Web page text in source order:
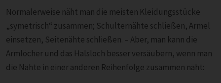
Normalerweise näht man die meisten Kleidungsstücke
„symetrisch“ zusammen; Schulternähte schließen, Ärmel
einsetzen, Seitenähte schließen. – Aber, man kann die
Armlöcher und das Halsloch besser versäubern, wenn man
die Nähte in einer anderen Reihenfolge zusammen näht: